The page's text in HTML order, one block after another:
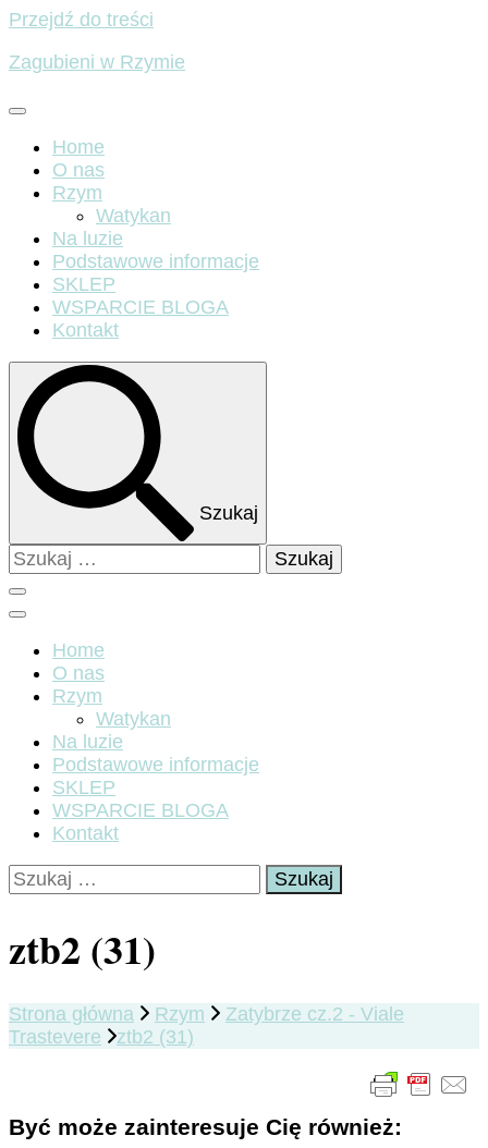
Przejdź do treści
Zagubieni w Rzymie
Home
O nas
Rzym
Watykan
Na luzie
Podstawowe informacje
SKLEP
WSPARCIE BLOGA
Kontakt
Szukaj
Szukaj:
Home
O nas
Rzym
Watykan
Na luzie
Podstawowe informacje
SKLEP
WSPARCIE BLOGA
Kontakt
Szukaj:
ztb2 (31)
Strona główna Rzym
Zatybrze cz.2 - Viale
Trastevere
ztb2 (31)
Być może zainteresuje Cię również: